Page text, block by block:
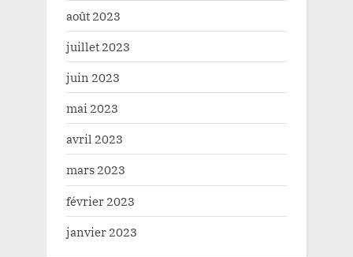
août 2023
juillet 2023
juin 2023
mai 2023
avril 2023
mars 2023
février 2023
janvier 2023